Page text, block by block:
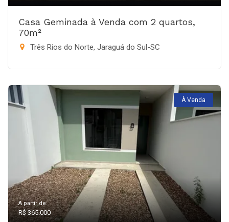
Casa Geminada à Venda com 2 quartos,
70m²
Três Rios do Norte, Jaraguá do Sul-SC
À Venda
A partir de:
R$ 365.000